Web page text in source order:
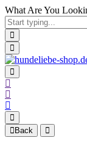
What Are You
Back